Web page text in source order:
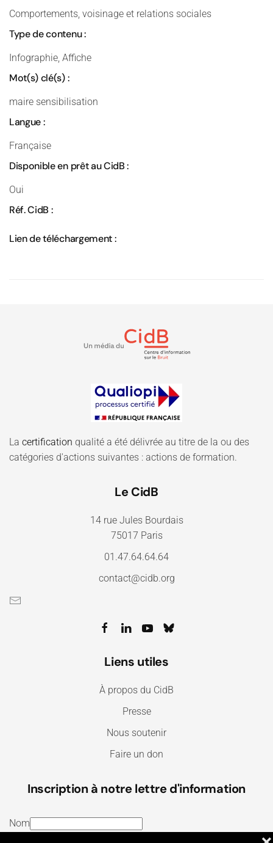
Comportements, voisinage et relations sociales
Type de contenu :
Infographie, Affiche
Mot(s) clé(s) :
maire sensibilisation
Langue :
Française
Disponible en prêt au CidB :
Oui
Réf. CidB :
Lien de téléchargement :
La certification qualité a été délivrée au titre de la ou des
catégories d'actions suivantes : actions de formation.
Le CidB
14 rue Jules Bourdais
75017 Paris
01.47.64.64.64
contact@cidb.org
Liens utiles
À propos du CidB
Presse
Nous soutenir
Faire un don
Inscription à notre lettre d'information
Nom